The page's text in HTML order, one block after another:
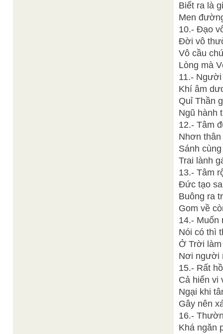
Biết ra là
Men
10.- Đạo
Đời vô
Vô cầu
Lòng mà
11.-
Khí âm
Quỉ Thần
Ngũ hành
12.- Tâm
Nhơn
Sánh
Trai lành
13.- Tâm
Đức tạo
Buông ra
Gom về
14.- Muốn
Nói có thì
Ở Trời
Nơi người
15.- Rất
Cả hiển vi
Ngại khi
Gây nên
16.-
Khá ngăn